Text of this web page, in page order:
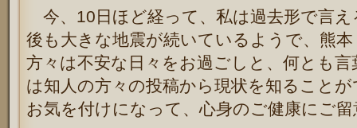
今、10日ほど経って、私は過去形で言
後も大きな地震が続いているようで、熊
方々は不安な日々をお過ごしと、何とも
は知人の方々の投稿から現状を知ること
お気を付けになって、心身のご健康にご留